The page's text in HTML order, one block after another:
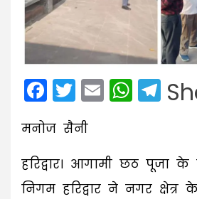
Facebook
Twitter
Email
मनोज सैनी
हरिद्वार। आगामी छठ पूजा
निगम हरिद्वार ने नगर क्षेत्र